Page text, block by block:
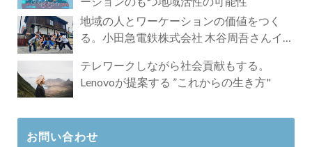
地域の人とワーケーションの価値をつく
る。小田急電鉄株式会社 木谷周吾さんイン
テレワークしながら社会貢献もする。
Lenovoが提案する ”これからの生き方"
お問い合わせ